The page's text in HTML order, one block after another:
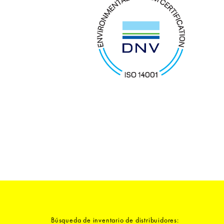
Búsqueda de inventario de distribuidores: